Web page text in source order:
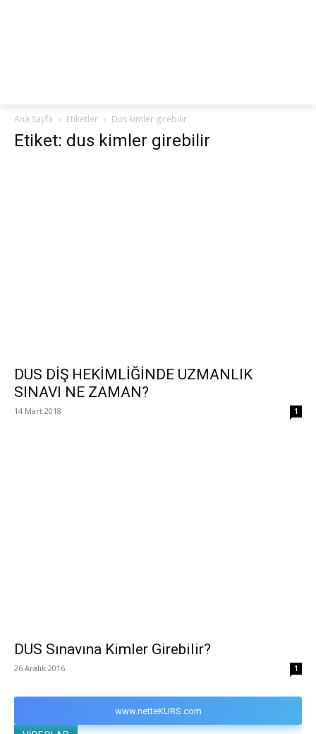
Ana Sayfa Etiketler Dus kimler girebilir
Etiket: dus kimler girebilir
DUS DİŞ HEKİMLİĞİNDE UZMANLIK
SINAVI NE ZAMAN?
14 Mart 2018 1
DUS Sınavına Kimler Girebilir?
26 Aralık 2016 1
www.netteKURS.com